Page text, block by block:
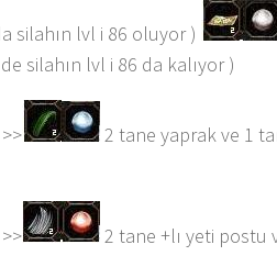
silahın lvl i 86 oluyor )
silahın lvl i 86 da kalıyor )
2 tane yaprak ve 1
2 tane +lı yeti postu